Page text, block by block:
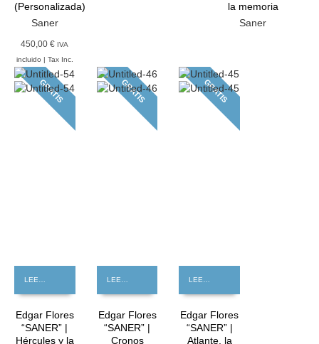
(Personalizada)
Saner
450,00 € IVA
incluido | Tax Inc.
la memoria
Saner
GRATIS
Edgar Flores
“SANER” |
Hércules y la
GRATIS
Edgar Flores
“SANER” |
Cronos
GRATIS
Edgar Flores
“SANER” |
Atlante, la